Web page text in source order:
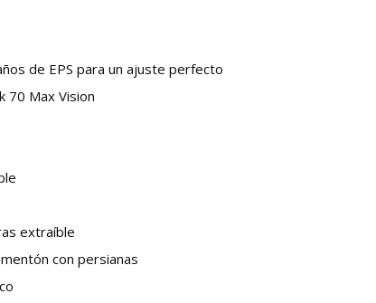
de EPS para un ajuste perfecto
70 Max Vision
extraíble
con persianas